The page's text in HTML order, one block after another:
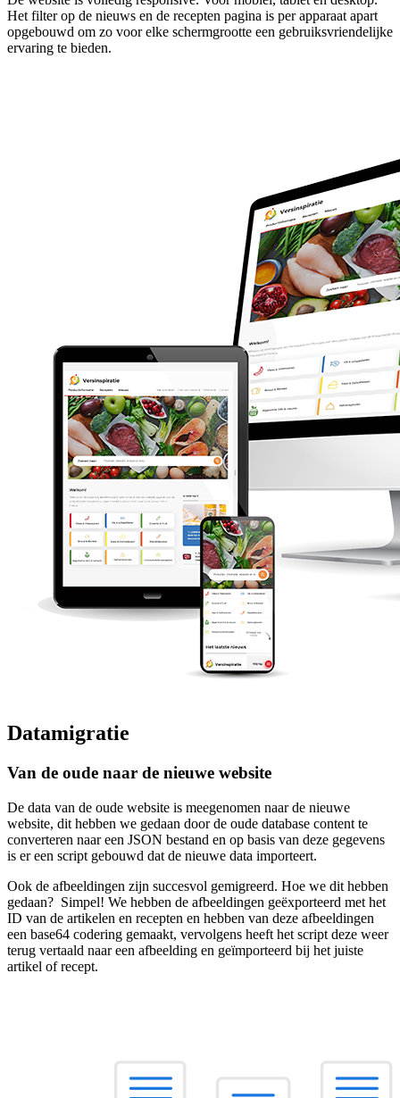
Het filter op de nieuws en de recepten pagina is per apparaat apart
opgebouwd om zo voor elke schermgrootte een gebruiksvriendelijke
ervaring te bieden.
Datamigratie
Van de oude naar de nieuwe website
De data van de oude website is meegenomen naar de nieuwe
website, dit hebben we gedaan door de oude database content te
converteren naar een JSON bestand en op basis van deze gegevens
is er een script gebouwd dat de nieuwe data importeert.
Ook de afbeeldingen zijn succesvol gemigreerd. Hoe we dit hebben
gedaan? Simpel! We hebben de afbeeldingen geëxporteerd met het
ID van de artikelen en recepten en hebben van deze afbeeldingen
een base64 codering gemaakt, vervolgens heeft het script deze weer
terug vertaald naar een afbeelding en geïmporteerd bij het juiste
artikel of recept.